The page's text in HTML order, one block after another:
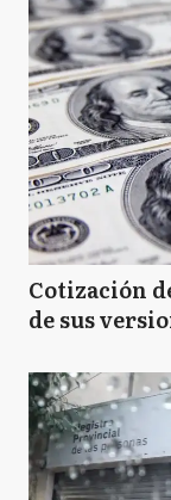
Cotización
de sus